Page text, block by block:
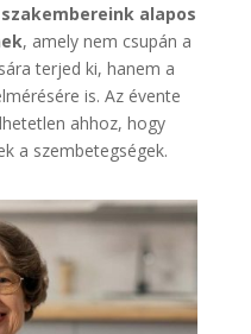
szakembereink alapos
, amely nem csupán a
terjed ki, hanem a
is. Az évente
ahhoz, hogy
a szembetegségek.